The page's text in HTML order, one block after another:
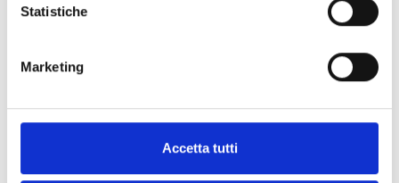
Statistiche
Marketing
Accetta tutti